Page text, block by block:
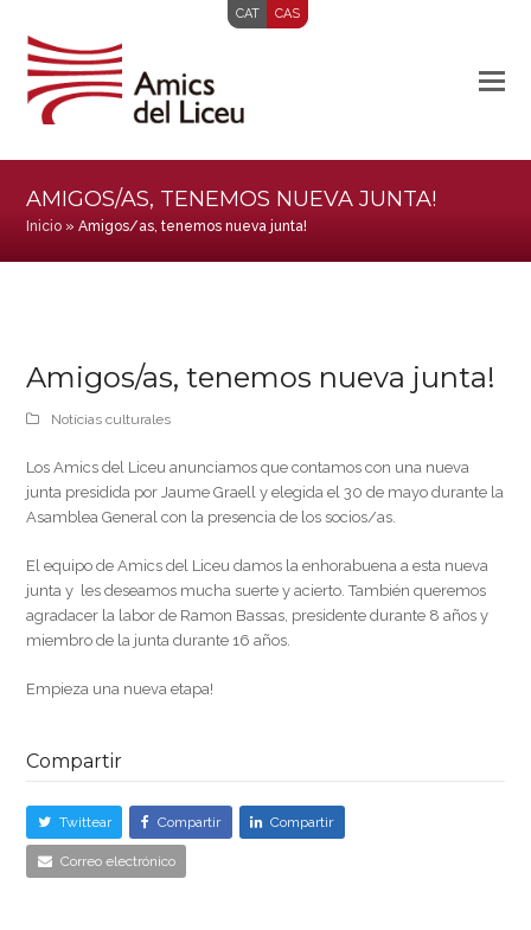
CAT CAS
AMIGOS/AS, TENEMOS NUEVA JUNTA!
Inicio »Amigos/as, tenemos nueva junta!
Amigos/as, tenemos nueva junta!
Notícias culturales
Los Amics del Liceu anunciamos que contamos con una nueva
junta presidida por Jaume Graell y elegida el 30 de mayo durante la
Asamblea General con la presencia de los socios/as.
El equipo de Amics del Liceu damos la enhorabuena a esta nueva
junta y les deseamos mucha suerte y acierto. También queremos
agradacer la labor de Ramon Bassas, presidente durante 8 años y
miembro de la junta durante 16 años.
Empieza una nueva etapa!
Compartir
Twittear Compartir Compartir
Correo electrónico